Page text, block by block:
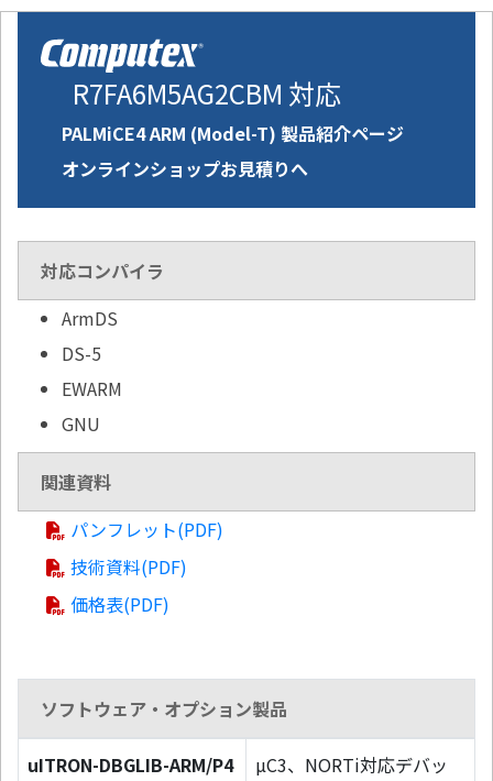
R7FA6M5AG2CBM 対応
PALMiCE4 ARM (Model-T) 製品紹介ページ
オンラインショップお見積りへ
対応コンパイラ
ArmDS
DS-5
EWARM
GNU
関連資料
パンフレット(PDF)
技術資料(PDF)
価格表(PDF)
ソフトウェア・オプション製品
uITRON-DBGLIB-ARM/P4
µC3、NORTi対応デバッ